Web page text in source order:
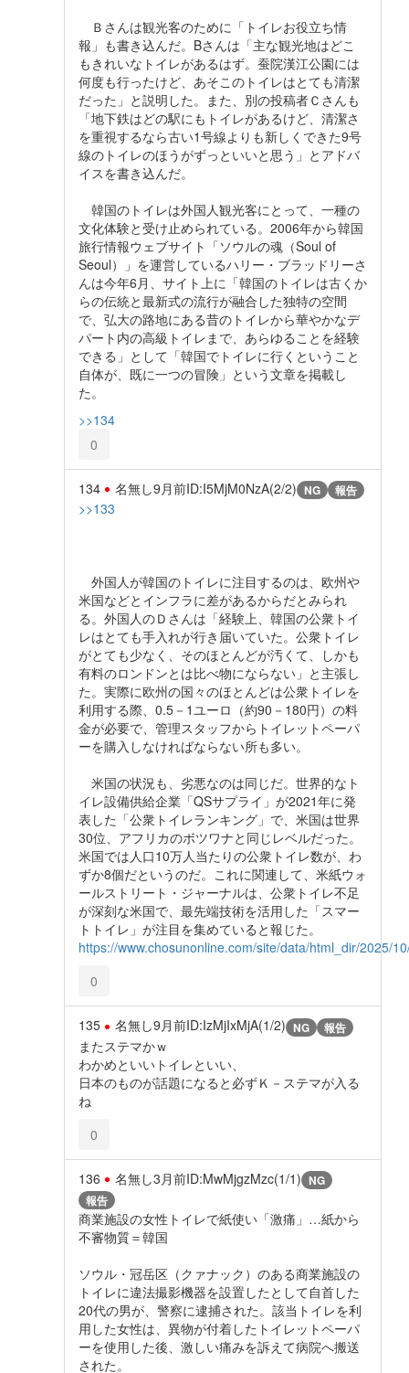
Ｂさんは観光客のために「トイレお役立ち情
報」も書き込んだ。Bさんは「主な観光地はどこ
もきれいなトイレがあるはず。蚕院漢江公園には
何度も行ったけど、あそこのトイレはとても清潔
だった」と説明した。また、別の投稿者Ｃさんも
「地下鉄はどの駅にもトイレがあるけど、清潔さ
を重視するなら古い1号線よりも新しくできた9号
線のトイレのほうがずっといいと思う」とアドバ
イスを書き込んだ。
韓国のトイレは外国人観光客にとって、一種の
文化体験と受け止められている。2006年から韓国
旅行情報ウェブサイト「ソウルの魂（Soul of
Seoul）」を運営しているハリー・ブラッドリーさ
んは今年6月、サイト上に「韓国のトイレは古くか
らの伝統と最新式の流行が融合した独特の空間
で、弘大の路地にある昔のトイレから華やかなデ
パート内の高級トイレまで、あらゆることを経験
できる」として「韓国でトイレに行くということ
自体が、既に一つの冒険」という文章を掲載し
た。
>>134
0
134 名無し9月前ID:I5MjM0NzA(2/2) NG 報告
>>133
外国人が韓国のトイレに注目するのは、欧州や
米国などとインフラに差があるからだとみられ
る。外国人のＤさんは「経験上、韓国の公衆トイ
レはとても手入れが行き届いていた。公衆トイレ
がとても少なく、そのほとんどが汚くて、しかも
有料のロンドンとは比べ物にならない」と主張し
た。実際に欧州の国々のほとんどは公衆トイレを
利用する際、0.5－1ユーロ（約90－180円）の料
金が必要で、管理スタッフからトイレットペーパ
ーを購入しなければならない所も多い。
米国の状況も、劣悪なのは同じだ。世界的なト
イレ設備供給企業「QSサプライ」が2021年に発
表した「公衆トイレランキング」で、米国は世界
30位、アフリカのボツワナと同じレベルだった。
米国では人口10万人当たりの公衆トイレ数が、わ
ずか8個だというのだ。これに関連して、米紙ウォ
ールストリート・ジャーナルは、公衆トイレ不足
が深刻な米国で、最先端技術を活用した「スマー
トトイレ」が注目を集めていると報じた。
https://www.chosunonline.com/site/data/html_dir/2025/
0
135 名無し9月前ID:IzMjIxMjA(1/2) NG 報告
またステマかｗ
わかめといいトイレといい、
日本のものが話題になると必ずＫ－ステマが入る
ね
0
136 名無し3月前ID:MwMjgzMzc(1/1) NG
報告
商業施設の女性トイレで紙使い「激痛」…紙から
不審物質＝韓国
ソウル・冠岳区（クァナック）のある商業施設の
トイレに違法撮影機器を設置したとして自首した
20代の男が、警察に逮捕された。該当トイレを利
用した女性は、異物が付着したトイレットペーパ
ーを使用した後、激しい痛みを訴えて病院へ搬送
された。